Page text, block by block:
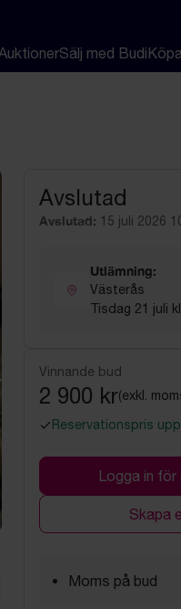
Sälj med Budi
Avslutad
Avslutad: 15 juli 2026
Utlämning:
Västerås
Tisdag 21 juli
Vinnande bud
2 900 kr(exkl.
Reservationspris
Logga in för
Skapa
Moms på bud